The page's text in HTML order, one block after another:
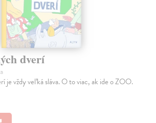
dverí
je vždy veľká sláva. O to viac, ak ide o ZOO.